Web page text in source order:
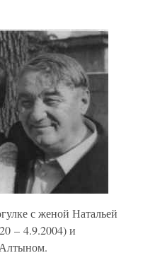
с женой Натальей
– 4.9.2004) и